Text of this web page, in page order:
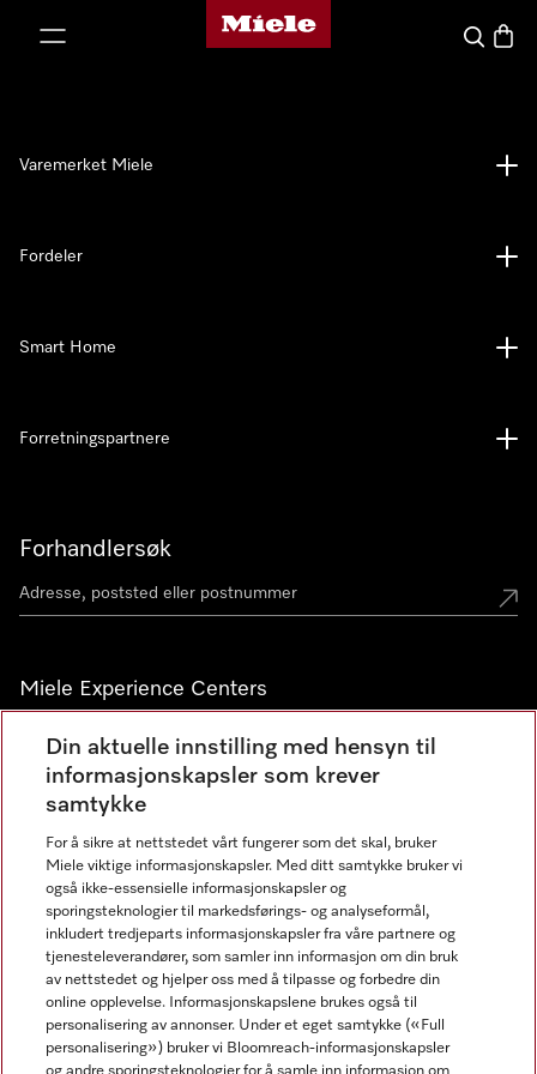
Mieles hjemmeside
Søk
Forhandlersøk
Miele Experience Centers
Miele Experience Center Nesbru
Miele Outlet Nesbru
Nyhetsbrev
Varemerket Miele
Fordeler
Smart Home
Forretningspartnere
Din aktuelle innstilling med hensyn til
informasjonskapsler som krever
samtykke
For å sikre at nettstedet vårt fungerer som det skal, bruker
Miele viktige informasjonskapsler. Med ditt samtykke bruker vi
også ikke-essensielle informasjonskapsler og
sporingsteknologier til markedsførings- og analyseformål,
inkludert tredjeparts informasjonskapsler fra våre partnere og
tjenesteleverandører, som samler inn informasjon om din bruk
av nettstedet og hjelper oss med å tilpasse og forbedre din
online opplevelse. Informasjonskapslene brukes også til
personalisering av annonser. Under et eget samtykke («Full
personalisering») bruker vi Bloomreach-informasjonskapsler